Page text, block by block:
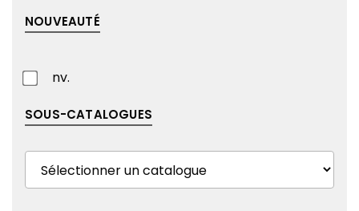
NOUVEAUTÉ
nv.
SOUS-CATALOGUES